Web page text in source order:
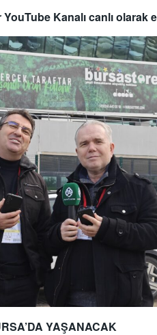
Kanalı canlı olarak
YAŞANACAK